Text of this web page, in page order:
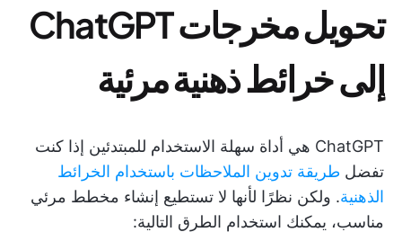
تحويل مخرجات ChatGPT
إلى خرائط ذهنية مرئية
ChatGPT هي أداة سهلة الاستخدام للمبتدئين إذا كنت
تفضل طريقة تدوين الملاحظات باستخدام الخرائط
الذهنية. ولكن نظرًا لأنها لا تستطيع إنشاء مخطط مرئي
مناسب، يمكنك استخدام الطرق التالية: